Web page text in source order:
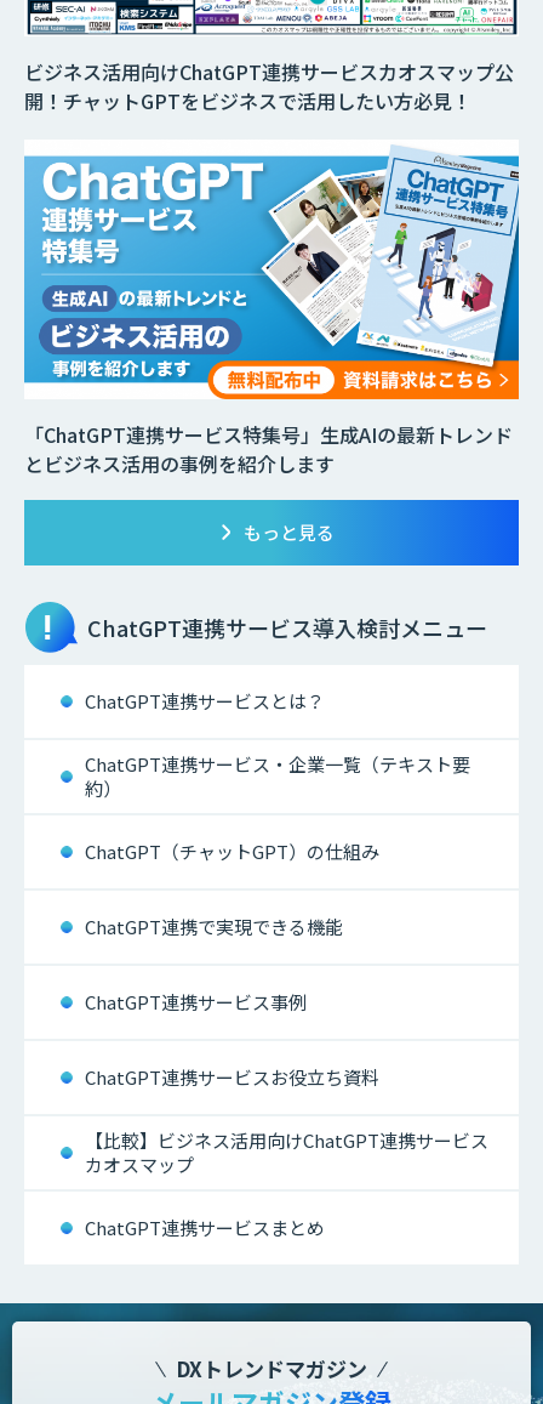
「ChatGPT連携サービス特集号」生成AIの最新トレンド
とビジネス活用の事例を紹介します
ビジネス活用向けChatGPT連携サービスカオスマップ公
開！チャットGPTをビジネスで活用したい方必見！
もっと見る
ChatGPT連携サービス導入検討メニュー
ChatGPT連携サービスとは？
ChatGPT連携サービス・企業一覧（テキスト要
約）
ChatGPT（チャットGPT）の仕組み
ChatGPT連携で実現できる機能
ChatGPT連携サービス事例
ChatGPT連携サービスお役立ち資料
【比較】ビジネス活用向けChatGPT連携サービス
カオスマップ
ChatGPT連携サービスまとめ
DXトレンドマガジン